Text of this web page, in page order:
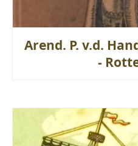
Arend. P. v.d.
-